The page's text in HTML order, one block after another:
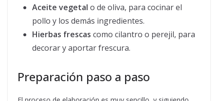
Aceite vegetal o de oliva, para cocinar el
pollo y los demás ingredientes.
Hierbas frescas como cilantro o perejil, para
decorar y aportar frescura.
Preparación paso a paso